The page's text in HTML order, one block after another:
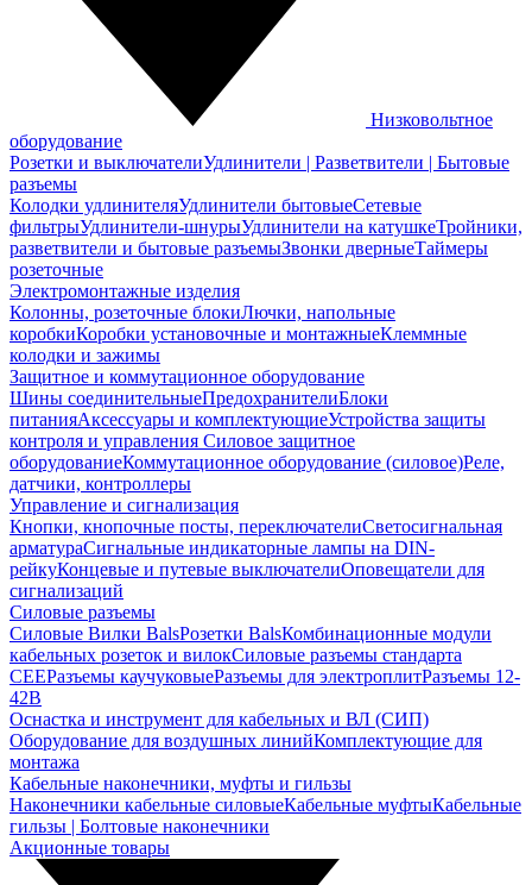
Низковольтное
оборудование
Розетки и выключателиУдлинители | Разветвители | Бытовые
разъемы
Колодки удлинителяУдлинители бытовыеСетевые
фильтрыУдлинители-шнурыУдлинители на катушкеТройники,
разветвители и бытовые разъемыЗвонки дверныеТаймеры
розеточные
Электромонтажные изделия
Колонны, розеточные блокиЛючки, напольные
коробкиКоробки установочные и монтажныеКлеммные
колодки и зажимы
Защитное и коммутационное оборудование
Шины соединительныеПредохранителиБлоки
питанияАксессуары и комплектующиеУстройства защиты
контроля и управления Силовое защитное
оборудованиеКоммутационное оборудование (силовое)Реле,
датчики, контроллеры
Управление и сигнализация
Кнопки, кнопочные посты, переключателиСветосигнальная
арматураСигнальные индикаторные лампы на DIN-
рейкуКонцевые и путевые выключателиОповещатели для
сигнализаций
Силовые разъемы
Силовые Вилки BalsРозетки BalsКомбинационные модули
кабельных розеток и вилокСиловые разъемы стандарта
CEEРазъемы каучуковыеРазъемы для электроплитРазъемы 12-
42В
Оснастка и инструмент для кабельных и ВЛ (СИП)
Оборудование для воздушных линийКомплектующие для
монтажа
Кабельные наконечники, муфты и гильзы
Наконечники кабельные силовыеКабельные муфтыКабельные
гильзы | Болтовые наконечники
Акционные товары